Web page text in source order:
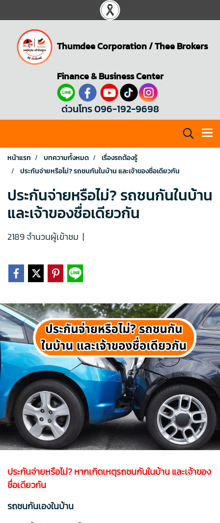
Thumdee Corporation/Thee Brokers
Finance & Business Center
ด่วนโทร 096-192-9698
หน้าแรก บทความทั้งหมด
เรื่องรถต้องรู้
ประกันจ่ายหรือไม่? รถชนกันในบ้าน และเจ้าของชื่อเดียวกัน
ประกันจ่ายหรือไม่? รถชนกันในบ้าน
และเจ้าของชื่อเดียวกัน
2189 จำนวนผู้เข้าชม |
ประกันจ่ายหรือไม่? หากเกิดเหตุรถชนกันในบ้าน และเจ้าของ
ชื่อเดียวกัน
รถชนกันเองในบ้าน